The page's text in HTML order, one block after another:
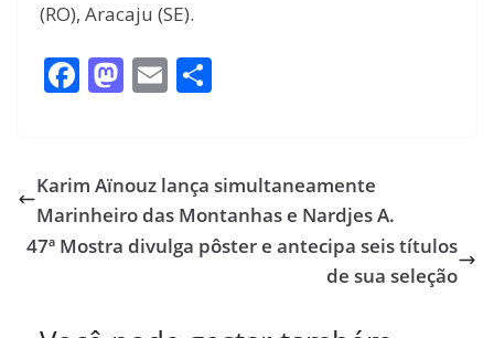
(RO), Aracaju (SE).
F
ac
b
o
o
M
as
d
o
n
E
m
l e
Karim Aïnouz lança simultaneamente
Marinheiro das Montanhas e Nardjes A.
47ª Mostra divulga pôster e antecipa seis títulos
de sua seleção